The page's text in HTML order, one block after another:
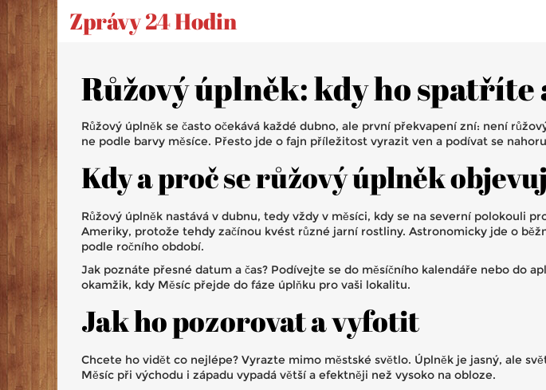
Zprávy 24 Hodin
Růžový úplněk: kdy ho
Růžový úplněk se často očekává každé dubno, ale první překvapení zní: není
ne podle barvy měsíce. Přesto jde o fajn příležitost vyrazit ven a podívat se
Kdy a proč se růžový úplněk
Růžový úplněk nastává v dubnu, tedy vždy v měsíci, kdy se na severní polokouli
Ameriky, protože tehdy začínou kvést různé jarní rostliny. Astronomicky jde o
podle ročního období.
Jak poznáte přesné datum a čas? Podívejte se do měsíčního kalendáře nebo do
okamžik, kdy Měsíc přejde do fáze úplňku pro vaši lokalitu.
Jak ho pozorovat a vyfotit
Chcete ho vidět co nejlépe? Vyrazte mimo městské světlo. Úplněk je jasný, ale
Měsíc při východu i západu vypadá větší a efektněji než vysoko na obloze.